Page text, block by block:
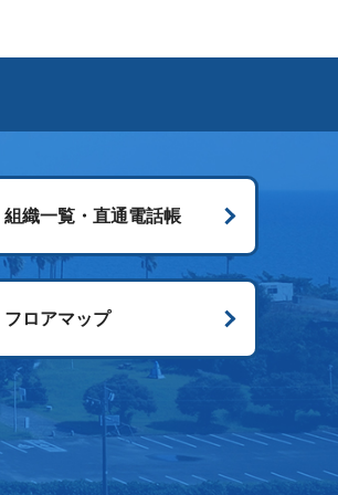
組織一覧・直通電話帳
フロアマップ